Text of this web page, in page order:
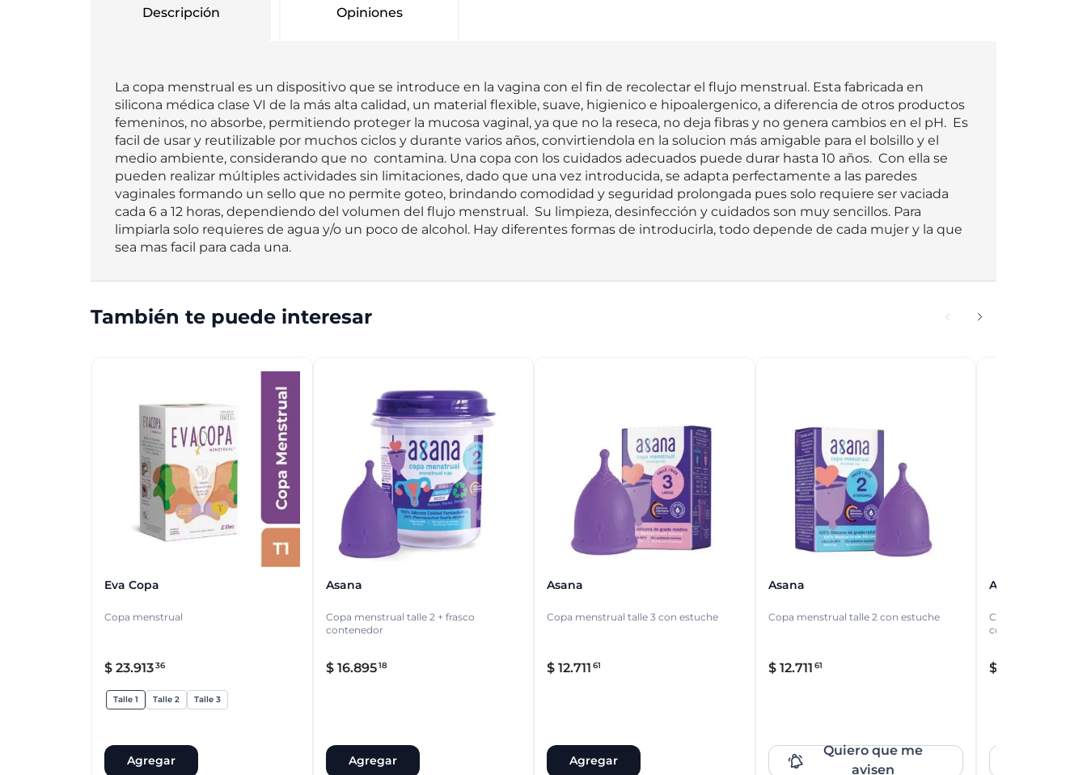
Descripción Opiniones
La copa menstrual es un dispositivo que se introduce en la vagina con el fin de recolectar el flujo menstrual. Esta fabricada en
silicona médica clase VI de la más alta calidad, un material flexible, suave, higienico e hipoalergenico, a diferencia de otros productos
femeninos, no absorbe, permitiendo proteger la mucosa vaginal, ya que no la reseca, no deja fibras y no genera cambios en el pH.  Es
facil de usar y reutilizable por muchos ciclos y durante varios años, convirtiendola en la solucion más amigable para el bolsillo y el
medio ambiente, considerando que no  contamina. Una copa con los cuidados adecuados puede durar hasta 10 años.  Con ella se
pueden realizar múltiples actividades sin limitaciones, dado que una vez introducida, se adapta perfectamente a las paredes
vaginales formando un sello que no permite goteo, brindando comodidad y seguridad prolongada pues solo requiere ser vaciada
cada 6 a 12 horas, dependiendo del volumen del flujo menstrual.  Su limpieza, desinfección y cuidados son muy sencillos. Para
limpiarla solo requieres de agua y/o un poco de alcohol. Hay diferentes formas de introducirla, todo depende de cada mujer y la que
sea mas facil para cada una.
También te puede interesar
Eva Copa
Copa menstrual
$ 23.91336
Talle 1 Talle 2 Talle 3
Agregar
Asana
Copa menstrual talle 2 + frasco
contenedor
$ 16.89518
Agregar
Asana
Copa menstrual talle 3 con estuche
$ 12.711 61
Agregar
Asana
Copa menstrual talle 2 con estuche
$ 12.711 61
Quiero que me
avisen
Asana
Copa menstrual
contenedor
$